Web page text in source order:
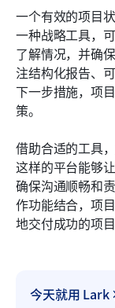
一个有效的项目
一种战略工具，
了解情况，并确
注结构化报告、
下一步措施，项
策。
借助合适的工具
这样的平台能够
确保沟通顺畅和
作功能结合，项
地交付成功的项目
今天就用 Lark